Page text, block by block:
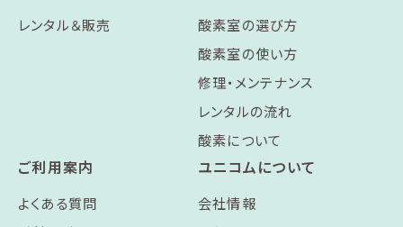
レンタル＆販売
酸素室の選び方
酸素室の使い方
修理・メンテナンス
レンタルの流れ
酸素について
ご利用案内
よくある質問
ユニコムについて
会社情報